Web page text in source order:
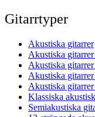
Gitarrtyper
Akustiska gitarrer
Akustiska
Akustiska
Akustiska
Akustiska gitarrer
Klassiska
Semiakustiska